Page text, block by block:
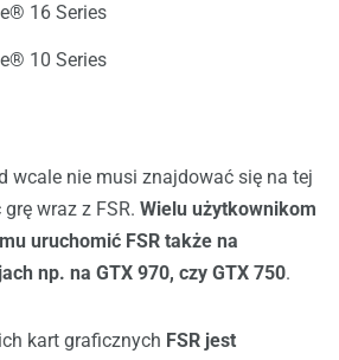
16 Series
10 Series
wcale nie musi znajdować się na tej
wraz z FSR. Wielu użytkownikom
uruchomić FSR także na
np. na GTX 970, czy GTX 750.
kart graficznych FSR jest